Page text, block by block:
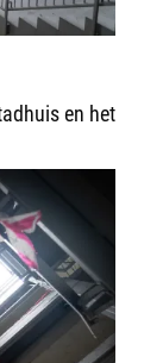
en het